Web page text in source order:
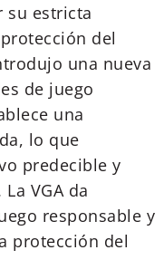
su estricta
del
una nueva
de juego
una
lo que
predecible y
VGA da
responsable y
protección del